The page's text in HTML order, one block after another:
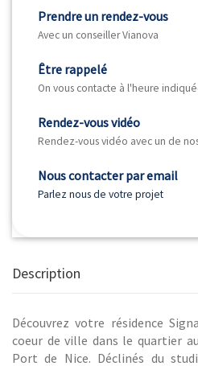
Prendre un rendez-vous
Avec un conseiller Vianova
Être rappelé
On vous contacte à l'heure
Rendez-vous vidéo
Rendez-vous vidéo avec un de
Nous contacter par email
Parlez nous de votre projet
Description
Découvrez votre résidence
coeur de ville dans le quartier
Port de Nice. Déclinés du